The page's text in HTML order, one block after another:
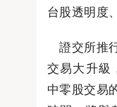
台股透明度
證交所推
交易大升級
中零股交易